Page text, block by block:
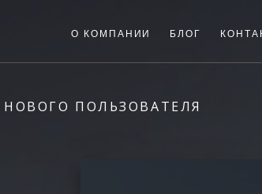
О КОМПАНИИ БЛОГ
ПОЛЬЗОВАТЕЛЯ